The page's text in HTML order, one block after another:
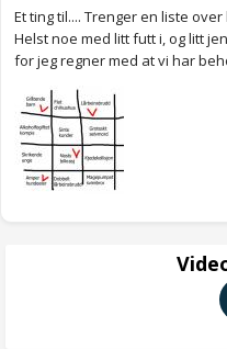
Et ting til.... Trenger en liste
Helst noe med litt futt i, og litt
for jeg regner med at vi har